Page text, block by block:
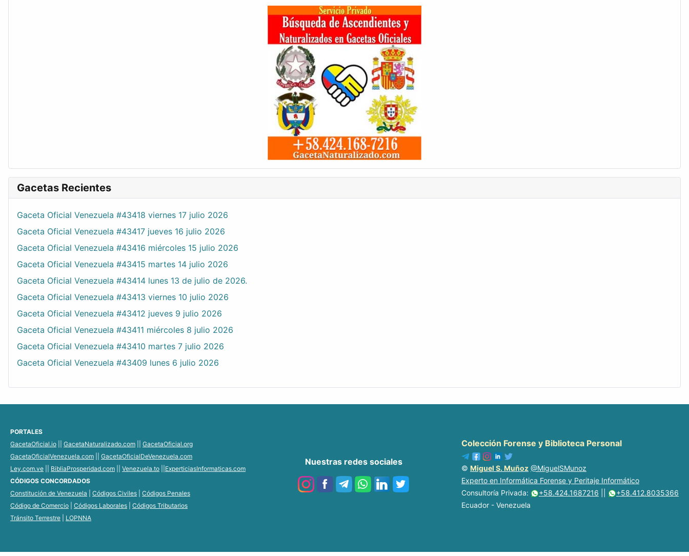
Gacetas Recientes
Gaceta Oficial Venezuela #43418 viernes 17 julio 2026
Gaceta Oficial Venezuela #43417 jueves 16 julio 2026
Gaceta Oficial Venezuela #43416 miércoles 15 julio 2026
Gaceta Oficial Venezuela #43415 martes 14 julio 2026
Gaceta Oficial Venezuela #43414 lunes 13 de julio de 2026.
Gaceta Oficial Venezuela #43413 viernes 10 julio 2026
Gaceta Oficial Venezuela #43412 jueves 9 julio 2026
Gaceta Oficial Venezuela #43411 miércoles 8 julio 2026
Gaceta Oficial Venezuela #43410 martes 7 julio 2026
Gaceta Oficial Venezuela #43409 lunes 6 julio 2026
PORTALES
GacetaOficial.io
GacetaNaturalizado.com
GacetaOficial.org
GacetaOficialVenezuela.com
GacetaOficialDeVenezuela.com
Ley.com.ve
BibliaProsperidad.com Venezuela.to
ExperticiasInformaticas.com
CÓDIGOS CONCORDADOS
Constitución de Venezuela
Códigos Civiles
Códigos Penales
Código de Comercio
Códigos Laborales
Códigos Tributarios
Tránsito Terrestre
LOPNNA
Nuestras redes sociales
Colección Forense y Biblioteca Personal
© Miguel S. Muñoz @MiguelSMunoz
Experto en Informática Forense y Peritaje Informático
Consultoría Privada:
+58.424.1687216
+58.412.8035366
Ecuador - Venezuela